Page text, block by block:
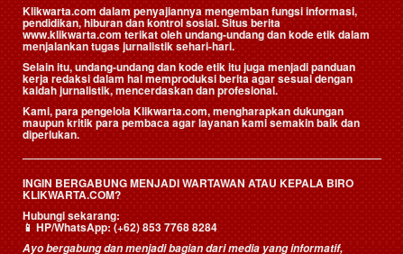
Klikwarta.com dalam penyajiannya mengemban fungsi informasi,
pendidikan, hiburan dan kontrol sosial. Situs berita
www.klikwarta.com terikat oleh undang-undang dan kode etik dalam
menjalankan tugas jurnalistik sehari-hari.
Selain itu, undang-undang dan kode etik itu juga menjadi panduan
kerja redaksi dalam hal memproduksi berita agar sesuai dengan
kaidah jurnalistik, mencerdaskan dan profesional.
Kami, para pengelola Klikwarta.com, mengharapkan dukungan
maupun kritik para pembaca agar layanan kami semakin baik dan
diperlukan.
INGIN BERGABUNG MENJADI WARTAWAN ATAU KEPALA BIRO
KLIKWARTA.COM?
Hubungi sekarang:
📱HP/WhatsApp:(+62) 853 7768 8284
Ayo bergabung dan menjadi bagian dari media yang informatif,